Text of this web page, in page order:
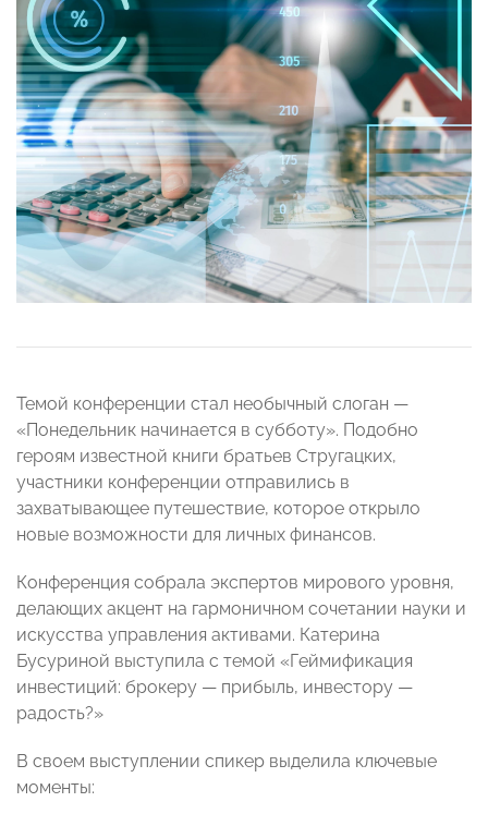
Темой конференции стал необычный слоган —
«Понедельник начинается в субботу». Подобно
героям известной книги братьев Стругацких,
участники конференции отправились в
захватывающее путешествие, которое открыло
новые возможности для личных финансов.
Конференция собрала экспертов мирового уровня,
делающих акцент на гармоничном сочетании науки и
искусства управления активами. Катерина
Бусуриной выступила с темой «Геймификация
инвестиций: брокеру — прибыль, инвестору —
радость?»
В своем выступлении спикер выделила ключевые
моменты: